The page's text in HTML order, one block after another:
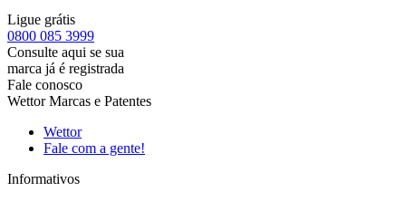
Ligue grátis
0800 085 3999
Consulte aqui se sua
marca já é registrada
Fale conosco
Wettor Marcas e Patentes
Wettor
Fale com a gente!
Informativos